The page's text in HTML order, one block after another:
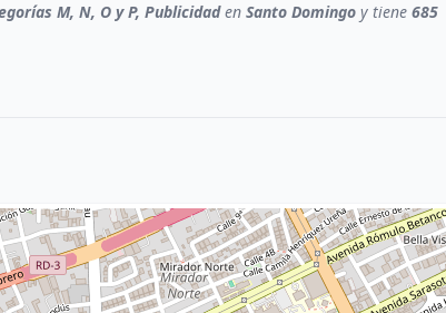
M, N, O y P, Publicidaden Santo Domingo y tiene 685